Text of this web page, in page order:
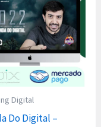
Digital
Do Digital –